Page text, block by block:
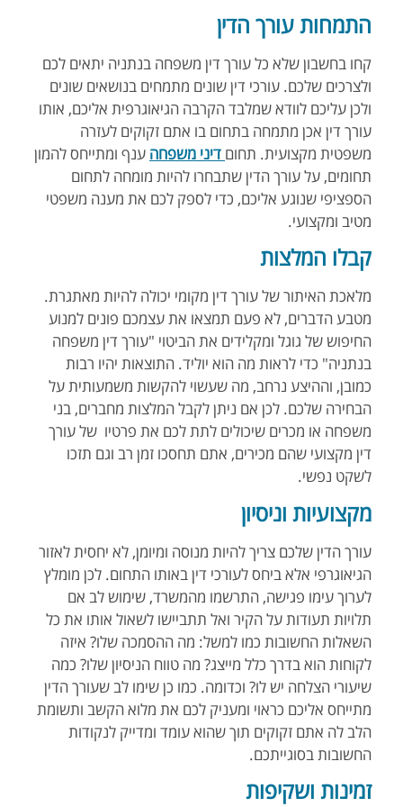
התמחות עורך הדין
קחו בחשבון שלא כל עורך דין משפחה בנתניה יתאים לכם
ולצרכים שלכם. עורכי דין שונים מתמחים בנושאים שונים
ולכן עליכם לוודא שמלבד הקרבה הגיאוגרפית אליכם, אותו
עורך דין אכן מתמחה בתחום בו אתם זקוקים לעזרה
משפטית מקצועית. תחום דיני משפחה ענף ומתייחס להמון
תחומים, על עורך הדין שתבחרו להיות מומחה לתחום
הספציפי שנוגע אליכם, כדי לספק לכם את מענה משפטי
מטיב ומקצועי.
קבלו המלצות
מלאכת האיתור של עורך דין מקומי יכולה להיות מאתגרת.
מטבע הדברים, לא פעם תמצאו את עצמכם פונים למנוע
החיפוש של גוגל ומקלידים את הביטוי "עורך דין משפחה
בנתניה" כדי לראות מה הוא יוליד. התוצאות יהיו רבות
כמובן, וההיצע נרחב, מה שעשוי להקשות משמעותית על
הבחירה שלכם. לכן אם ניתן לקבל המלצות מחברים, בני
משפחה או מכרים שיכולים לתת לכם את פרטיו של עורך
דין מקצועי שהם מכירים, אתם תחסכו זמן רב וגם תזכו
לשקט נפשי.
מקצועיות וניסיון
עורך הדין שלכם צריך להיות מנוסה ומיומן, לא יחסית לאזור
הגיאוגרפי אלא ביחס לעורכי דין באותו התחום. לכן מומלץ
לערוך עימו פגישה, התרשמו מהמשרד, שימוש לב אם
תלויות תעודות על הקיר ואל תתביישו לשאול אותו את כל
השאלות החשובות כמו למשל: מה ההסמכה שלו? איזה
לקוחות הוא בדרך כלל מייצג? מה טווח הניסיון שלו? כמה
שיעורי הצלחה יש לו? וכדומה. כמו כן שימו לב שעורך הדין
מתייחס אליכם כראוי ומעניק לכם את מלוא הקשב ותשומת
הלב לה אתם זקוקים תוך שהוא עומד ומדייק לנקודות
החשובות בסוגייתכם.
זמינות ושקיפות